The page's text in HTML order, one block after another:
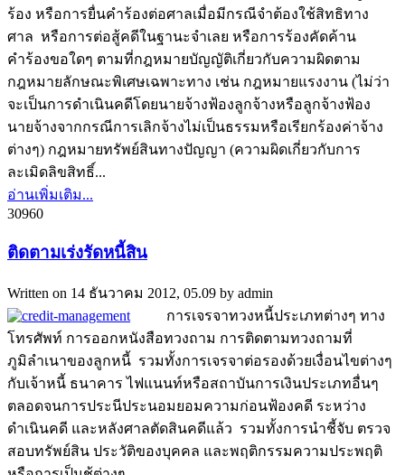
ร้อง หรือการยื่นคำร้องต่อศาลเมื่อมีกรณีจำต้องใช้สิทธิทาง
ศาล หรือการต่อสู้คดีในฐานะจำเลย หรือการร้องคัดค้าน
คำร้องขอใดๆ ตามที่กฎหมายบัญญัติเกี่ยวกับความผิดตาม
กฎหมายลักษณะพิเศษเฉพาะทาง เช่น กฎหมายแรงงาน (ไม่ว่า
จะเป็นการดำเนินคดีโดยนายจ้างฟ้องลูกจ้างหรือลูกจ้างฟ้อง
นายจ้างจากกรณีการเลิกจ้างไม่เป็นธรรมหรือเรียกร้องค่าจ้าง
ต่างๆ) กฎหมายทรัพย์สินทางปัญญา (ความผิดเกี่ยวกับการ
ละเมิดลิขสิทธิ์...
อ่านเพิ่มเติม...
30960
ติดตามเร่งรัดหนี้สิน
Written on 14 ธันวาคม 2012, 05.09 by admin
การเจรจาทวงหนี้ประเภทต่างๆ ทาง
โทรศัพท์ การออกหนังสือทวงถาม การติดตามทวงถามที่
ภูมิลำเนาของลูกหนี้ รวมทั้งการเจรจาต่อรองด้วยเงื่อนไขต่างๆ
กับเจ้าหนี้ ธนาคาร ไฟแนนท์หรือสถาบันการเงินประเภทอื่นๆ
ตลอดจนการประนีประนอมยอมความก่อนฟ้องคดี ระหว่าง
ดำเนินคดี และหลังศาลตัดสินคดีแล้ว รวมทั้งการนำชี้จับ ตรวจ
สอบทรัพย์สิน ประวัติของบุคคล และพฤติกรรมความประพฤติ